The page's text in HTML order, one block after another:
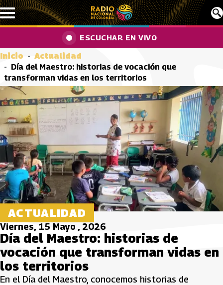
Pasar al contenido principal
ESCUCHAR EN VIVO
Inicio
Actualidad
Día del Maestro: historias de vocación que
transforman vidas en los territorios
ACTUALIDAD
Viernes, 15 Mayo , 2026
Día del Maestro: historias de
vocación que transforman vidas en
los territorios
En el Día del Maestro, conocemos historias de